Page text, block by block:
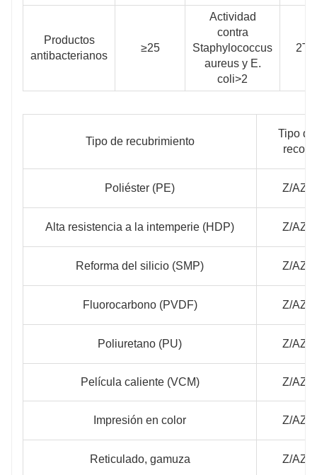
Productos
antibacterianos
≥25
Actividad
contra
Staphylococcus
aureus y E.
coli>2
2T
Tipo de recubrimiento
Tipo
Poliéster (PE) Z/AZ/
Alta resistencia a la intemperie (HDP) Z/AZ/
Reforma del silicio (SMP) Z/AZ/
Fluorocarbono (PVDF) Z/AZ/
Poliuretano (PU) Z/AZ/
Película caliente (VCM) Z/AZ/
Impresión en color Z/AZ/
Reticulado, gamuza Z/AZ/